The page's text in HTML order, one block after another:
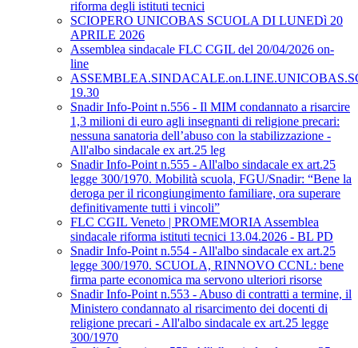
riforma degli istituti tecnici
SCIOPERO UNICOBAS SCUOLA DI LUNEDì 20
APRILE 2026
Assemblea sindacale FLC CGIL del 20/04/2026 on-
line
19.30
Snadir Info-Point n.556 - Il MIM condannato a risarcire
1,3 milioni di euro agli insegnanti di religione precari:
nessuna sanatoria dell’abuso con la stabilizzazione -
All'albo sindacale ex art.25 leg
Snadir Info-Point n.555 - All'albo sindacale ex art.25
legge 300/1970. Mobilità scuola, FGU/Snadir: “Bene la
deroga per il ricongiungimento familiare, ora superare
definitivamente tutti i vincoli”
FLC CGIL Veneto | PROMEMORIA Assemblea
sindacale riforma istituti tecnici 13.04.2026 - BL PD
Snadir Info-Point n.554 - All'albo sindacale ex art.25
legge 300/1970. SCUOLA, RINNOVO CCNL: bene
firma parte economica ma servono ulteriori risorse
Snadir Info-Point n.553 - Abuso di contratti a termine, il
Ministero condannato al risarcimento dei docenti di
religione precari - All'albo sindacale ex art.25 legge
300/1970